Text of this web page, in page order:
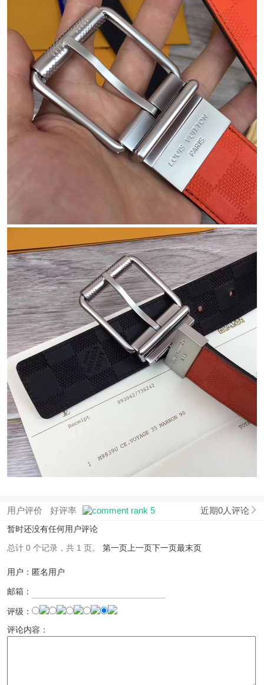
用户评价 好评率 近期0人评论
暂时还没有任何用户评论
总计 0 个记录，共 1 页。 第一页 上一页下一页最末页
用户：匿名用户
邮箱：
评级：
评论内容：